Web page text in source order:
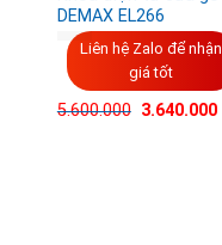
DEMAX EL266
Liên hệ Zalo để nhận
giá tốt
5.600.000 3.640.000